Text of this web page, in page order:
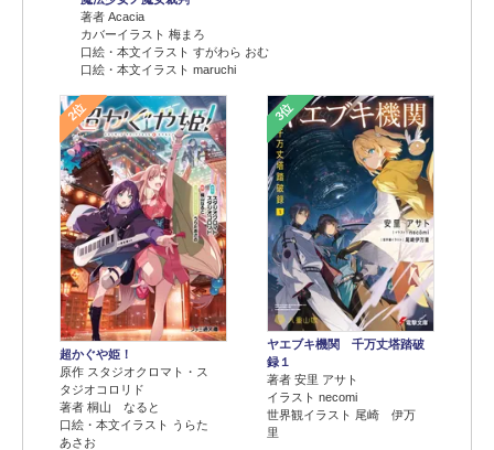
著者 Acacia
カバーイラスト 梅まろ
口絵・本文イラスト すがわら おむ
口絵・本文イラスト maruchi
2位
超かぐや姫！
原作 スタジオクロマト・ス
タジオコロリド
著者 桐山 なると
口絵・本文イラスト うらた
あさお
3位
ヤエブキ機関 千万丈塔踏破
録１
著者 安里 アサト
イラスト necomi
世界観イラスト 尾崎 伊万
里